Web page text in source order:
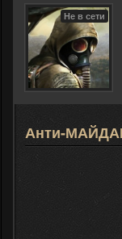
Не в сети
Анти-